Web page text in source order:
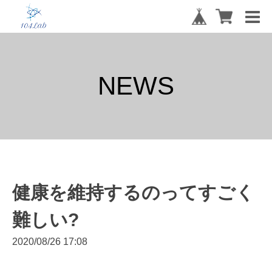
NEWS
健康を維持するのってすごく
難しい?
2020/08/26 17:08